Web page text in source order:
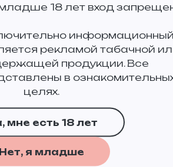
18 лет вход
рекламой табачной
продукции. Все
в
целях.
мне есть 18 лет
Нет, я младше